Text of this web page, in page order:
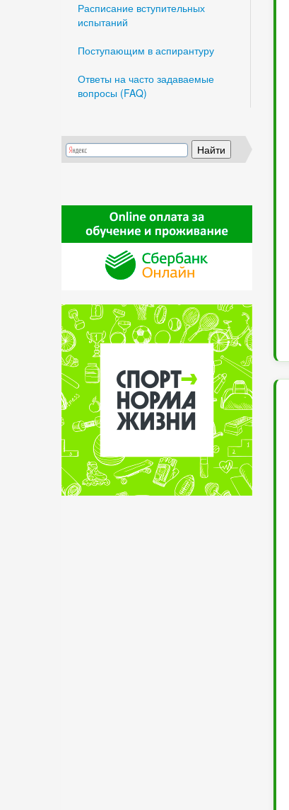
Расписание вступительных
испытаний
Поступающим в аспирантуру
Ответы на часто задаваемые
вопросы (FAQ)